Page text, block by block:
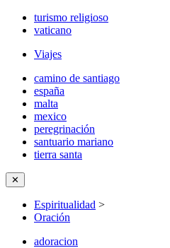
turismo religioso
vaticano
Viajes
camino de santiago
españa
malta
mexico
peregrinación
santuario mariano
tierra santa
✕
Espiritualidad >
Oración
adoracion